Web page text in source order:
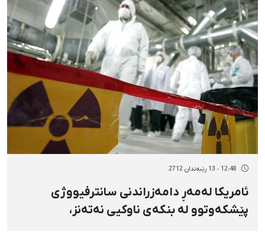
12:48 - 13 رێبەندان 2712
ئامریکا لەمەڕ دامەزراندنی سانترفیووژی
پێشکەوتوو لە بنکەی ناوکیی نەتەنز،